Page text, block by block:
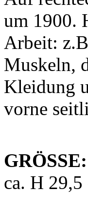
um 1900.
Arbeit:
Muskeln,
Kleidung
vorne
GRÖSSE:
ca. H